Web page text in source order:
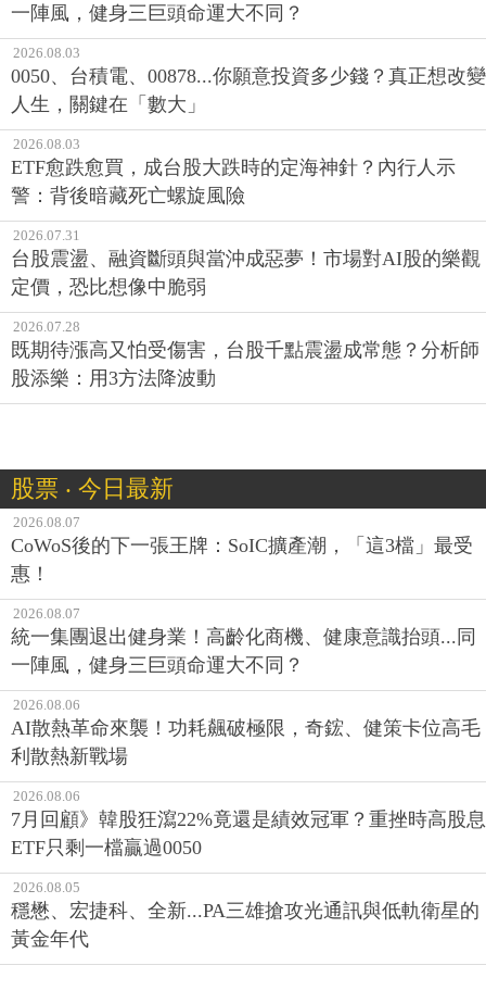
一陣風，健身三巨頭命運大不同？
2026.08.03
0050、台積電、00878...你願意投資多少錢？真正想改變
人生，關鍵在「數大」
2026.08.03
ETF愈跌愈買，成台股大跌時的定海神針？內行人示
警：背後暗藏死亡螺旋風險
2026.07.31
台股震盪、融資斷頭與當沖成惡夢！市場對AI股的樂觀
定價，恐比想像中脆弱
2026.07.28
既期待漲高又怕受傷害，台股千點震盪成常態？分析師
股添樂：用3方法降波動
股票 ‧ 今日最新
2026.08.07
CoWoS後的下一張王牌：SoIC擴產潮，「這3檔」最受
惠！
2026.08.07
統一集團退出健身業！高齡化商機、健康意識抬頭...同
一陣風，健身三巨頭命運大不同？
2026.08.06
AI散熱革命來襲！功耗飆破極限，奇鋐、健策卡位高毛
利散熱新戰場
2026.08.06
7月回顧》韓股狂瀉22%竟還是績效冠軍？重挫時高股息
ETF只剩一檔贏過0050
2026.08.05
穩懋、宏捷科、全新...PA三雄搶攻光通訊與低軌衛星的
黃金年代